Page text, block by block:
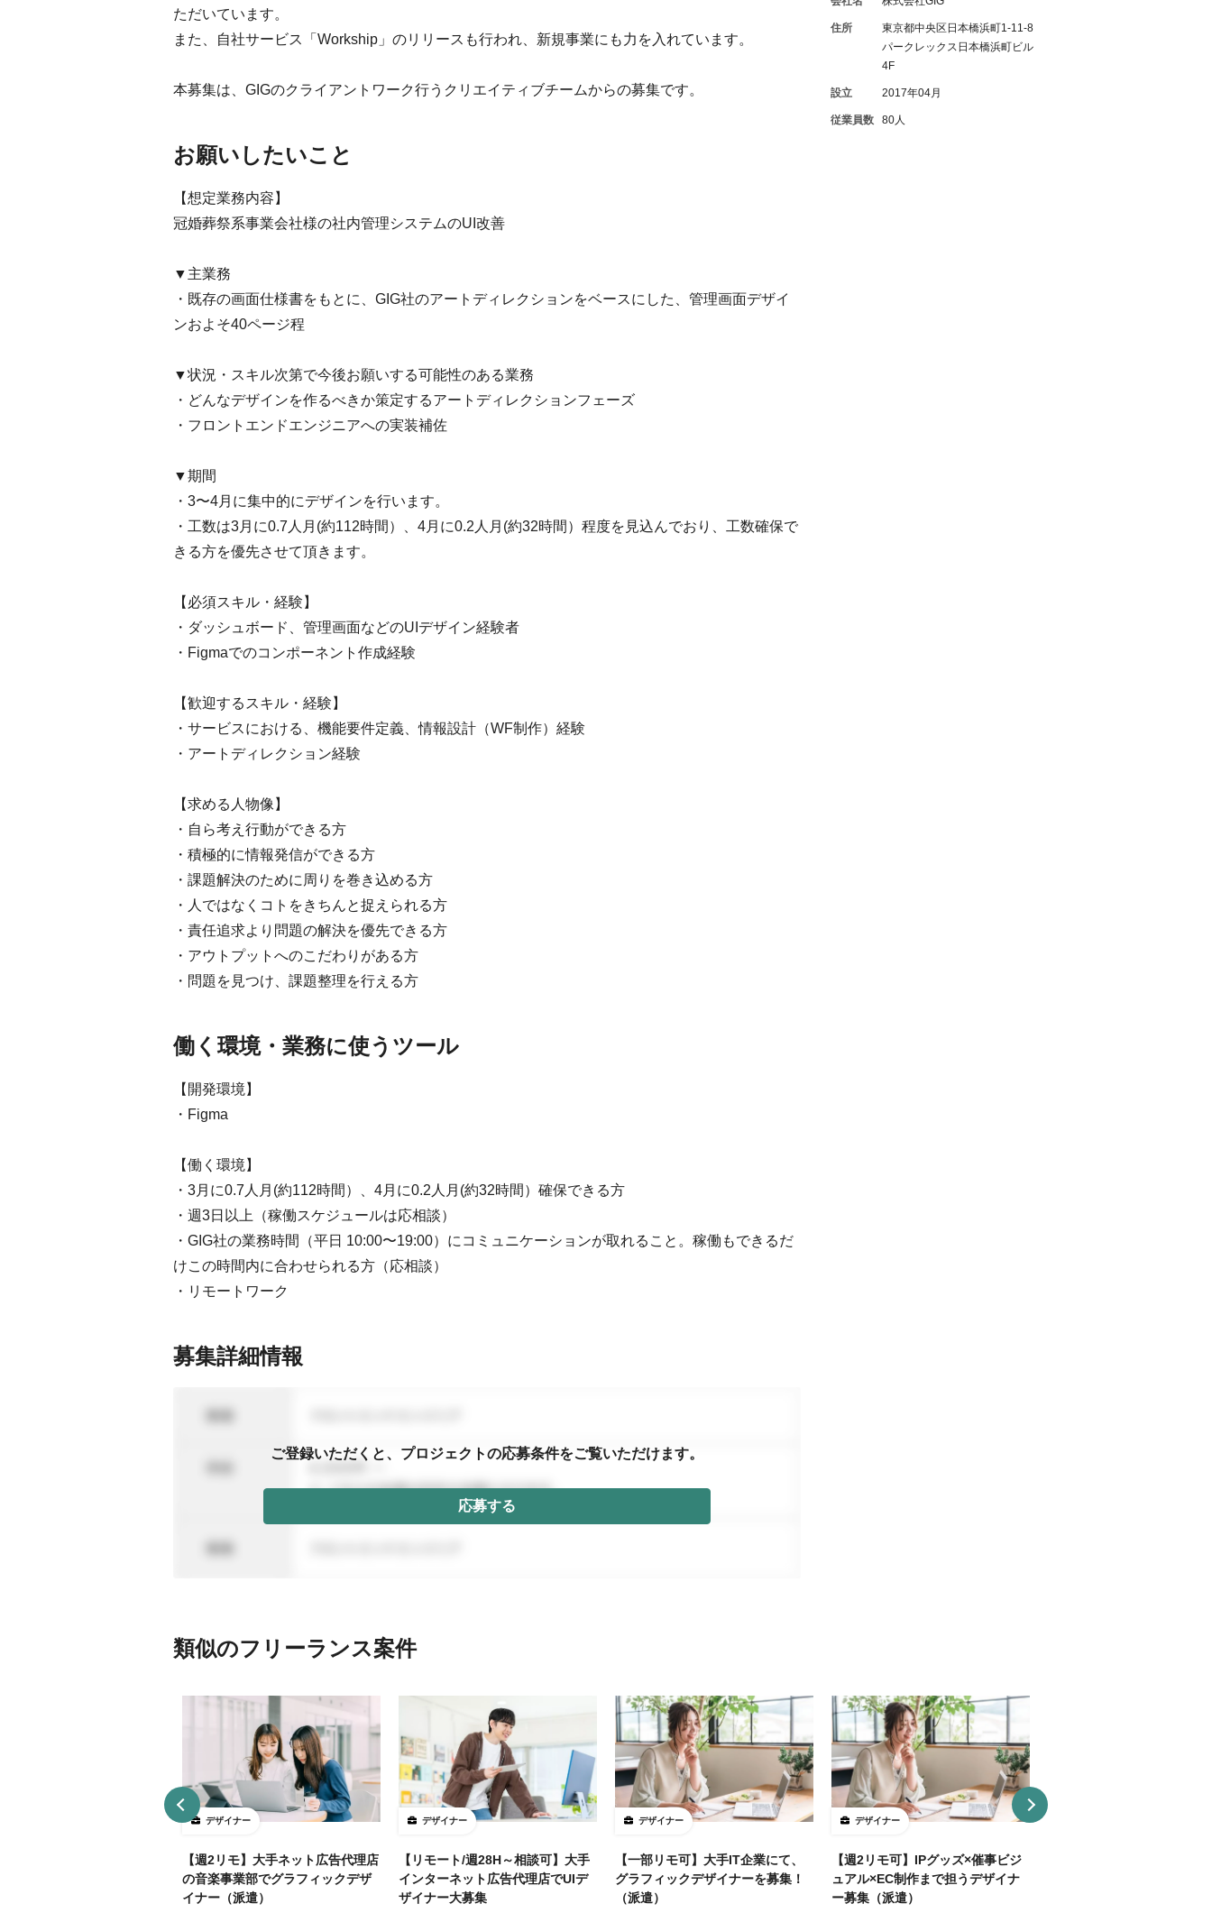
ただいています。
また、自社サービス「Workship」のリリースも行われ、新規事業にも力を入れています。
本募集は、GIGのクライアントワーク行うクリエイティブチームからの募集です。
お願いしたいこと
【想定業務内容】
冠婚葬祭系事業会社様の社内管理システムのUI改善
▼主業務
・既存の画面仕様書をもとに、GIG社のアートディレクションをベースにした、管理画面デザイ
ンおよそ40ページ程
▼状況・スキル次第で今後お願いする可能性のある業務
・どんなデザインを作るべきか策定するアートディレクションフェーズ
・フロントエンドエンジニアへの実装補佐
▼期間
・3〜4月に集中的にデザインを行います。
・工数は3月に0.7人月(約112時間）、4月に0.2人月(約32時間）程度を見込んでおり、工数確保で
きる方を優先させて頂きます。
【必須スキル・経験】
・ダッシュボード、管理画面などのUIデザイン経験者
・Figmaでのコンポーネント作成経験
【歓迎するスキル・経験】
・サービスにおける、機能要件定義、情報設計（WF制作）経験
・アートディレクション経験
【求める人物像】
・自ら考え行動ができる方
・積極的に情報発信ができる方
・課題解決のために周りを巻き込める方
・人ではなくコトをきちんと捉えられる方
・責任追求より問題の解決を優先できる方
・アウトプットへのこだわりがある方
・問題を見つけ、課題整理を行える方
働く環境・業務に使うツール
【開発環境】
・Figma
【働く環境】
・3月に0.7人月(約112時間）、4月に0.2人月(約32時間）確保できる方
・週3日以上（稼働スケジュールは応相談）
・GIG社の業務時間（平日 10:00〜19:00）にコミュニケーションが取れること。稼働もできるだ
けこの時間内に合わせられる方（応相談）
・リモートワーク
募集詳細情報
ご登録いただくと、プロジェクトの応募条件をご覧いただけます。
応募する
住所
東京都中央区日本橋浜町1-11-8
パークレックス日本橋浜町ビル
4F
設立 2017年04月
従業員数 80人
類似のフリーランス案件
デザイナー
【週2リモ】大手ネット広告代理店
の音楽事業部でグラフィックデザ
イナー（派遣）
デザイナー
【リモート/週28H～相談可】大手
インターネット広告代理店でUIデ
ザイナー大募集
デザイナー
【一部リモ可】大手IT企業にて、
グラフィックデザイナーを募集！
（派遣）
デザイナー
【週2リモ可】IPグッズ×催事ビジ
ュアル×EC制作まで担うデザイナ
ー募集（派遣）